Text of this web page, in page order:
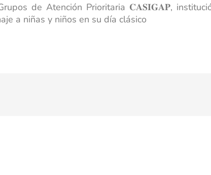
de Atención Prioritaria 𝐂𝐀𝐒𝐈𝐆𝐀𝐏,
a niñas y niños en su día clásico